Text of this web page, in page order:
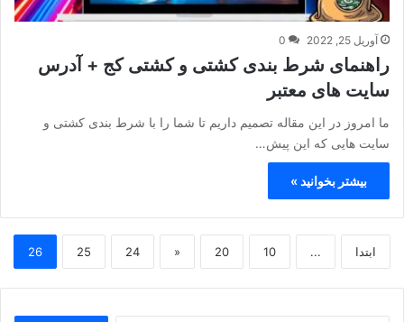
آوریل 25, 2022 0
راهنمای شرط بندی کشتی و کشتی کج + آدرس
سایت های معتبر
ما امروز در این مقاله تصمیم داریم تا شما را با شرط بندی کشتی و
سایت هایی که این پیش…
بیشتر بخوانید »
ابتدا ...
10
20
«
24
25
26